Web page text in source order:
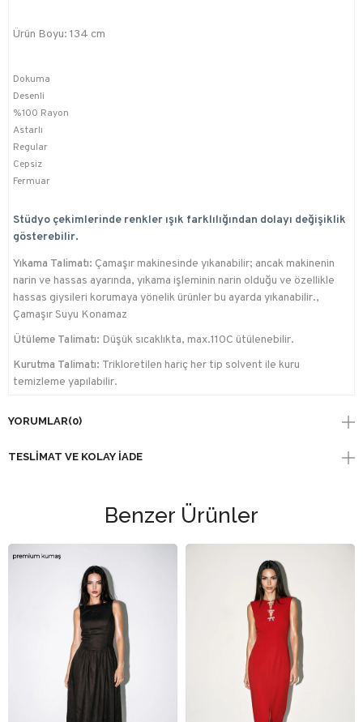
Ürün Boyu: 134 cm
Dokuma
Desenli
%100 Rayon
Astarlı
Regular
Cepsiz
Fermuar
Stüdyo çekimlerinde renkler ışık farklılığından dolayı değişiklik
gösterebilir.
Yıkama Talimatı: Çamaşır makinesinde yıkanabilir; ancak makinenin
narin ve hassas ayarında, yıkama işleminin narin olduğu ve özellikle
hassas giysileri korumaya yönelik ürünler bu ayarda yıkanabilir.,
Çamaşır Suyu Konamaz
Ütüleme Talimatı: Düşük sıcaklıkta, max.110C ütülenebilir.
Kurutma Talimatı: Trikloretilen hariç her tip solvent ile kuru
temizleme yapılabilir.
YORUMLAR(0)
TESLIMAT VE KOLAY İADE
Benzer Ürünler